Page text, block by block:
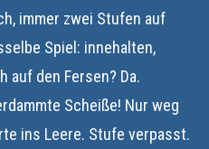
immer zwei Stufen auf
Spiel: innehalten,
auf den Fersen? Da.
Scheiße! Nur weg
ins Leere. Stufe verpasst.